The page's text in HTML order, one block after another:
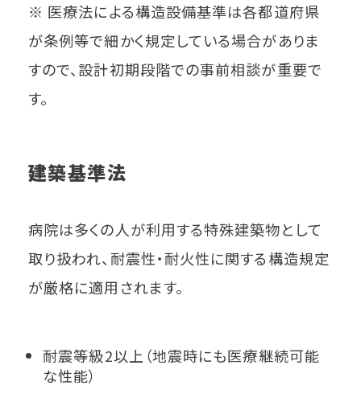
※ 医療法による構造設備基準は各都道府県
が条例等で細かく規定している場合がありま
すので、設計初期段階での事前相談が重要で
す。
建築基準法
病院は多くの人が利用する特殊建築物として
取り扱われ、耐震性・耐火性に関する構造規定
が厳格に適用されます。
耐震等級2以上（地震時にも医療継続可能
な性能）